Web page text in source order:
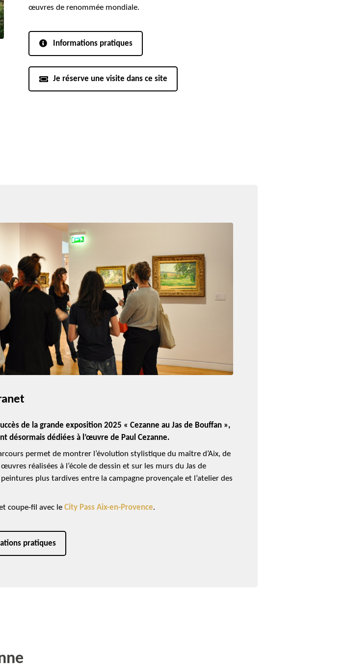
œuvres de renommée mondiale.
Informations pratiques
Je réserve une visite dans ce site
de la grande exposition 2025 « Cezanne au Jas de Bouffan »,
désormais dédiées à l’œuvre de Paul Cezanne.
permet de montrer l’évolution stylistique du maître d’Aix, de
réalisées à l’école de dessin et sur les murs du Jas de
peintures plus tardives entre la campagne provençale et l’atelier des
coupe-fil avec leCity Pass Aix-en-Provence.
pratiques